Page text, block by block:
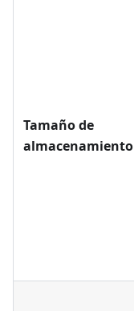
Tamaño de
almacenamiento